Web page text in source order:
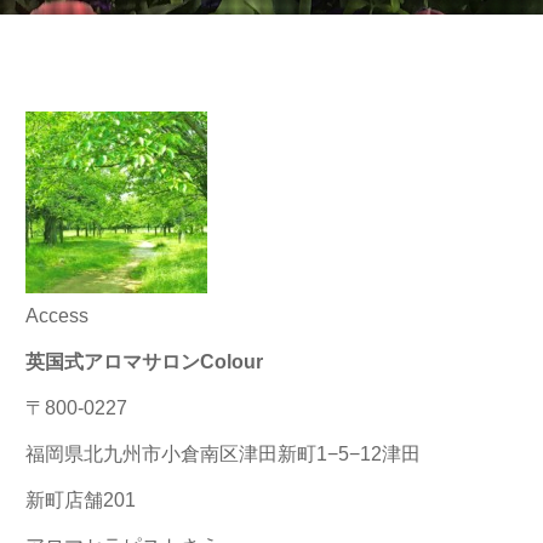
Access
英国式アロマサロンColour
〒800-0227
福岡県北九州市小倉南区津田新町1−5−12津田
新町店舗201